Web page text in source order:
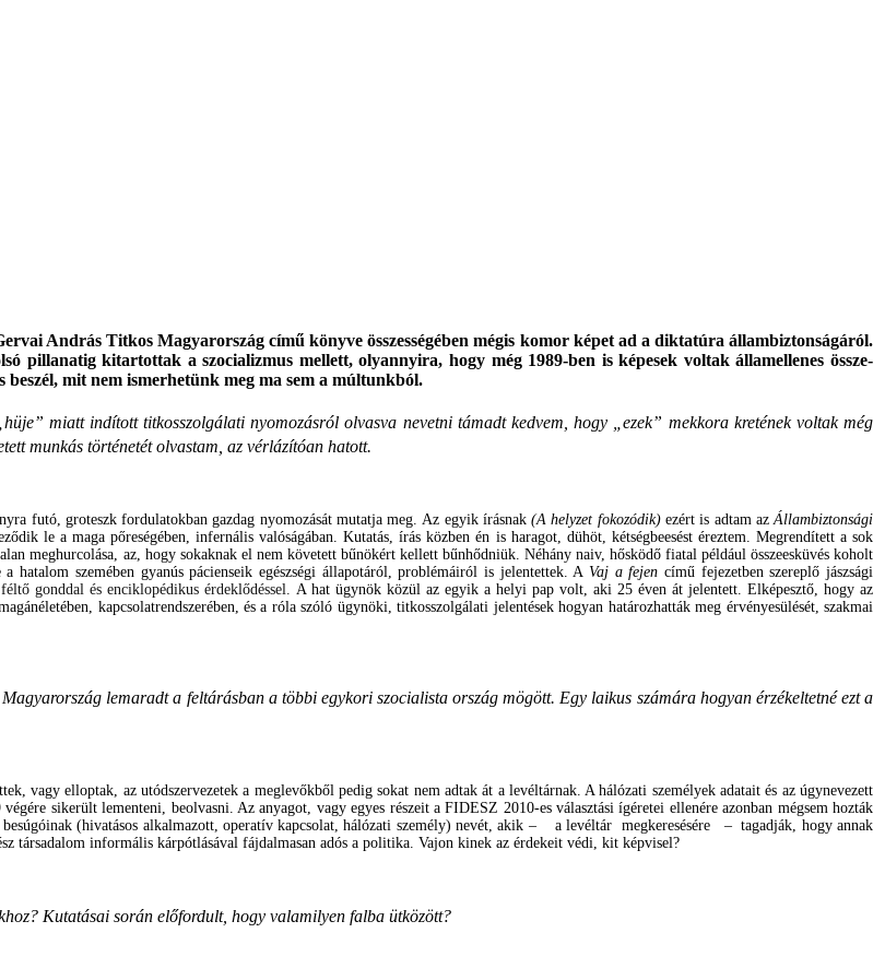
András Titkos Magyarország című könyve összességében mégis komor képet ad a diktatúra állambiztonságáról.
pillanatig kitartottak a szocializmus mellett, olyannyira, hogy még 1989-ben is képesek voltak államellenes össze­
mit nem ismerhetünk meg ma sem a múltunkból.
miatt indított titkosszolgálati nyomozásról olvasva nevetni támadt kedvem, hogy „ezek” mekkora kretének voltak még
munkás történetét olvastam, az vérlázítóan hatott.
futó, groteszk fordulatokban gazdag nyomozását mutatja meg. Az egyik írásnak(A helyzet fokozódik)ezért is adtam azÁllambiztonsági
le a maga pőreségében, infernális valóságában. Kutatás, írás közben én is haragot, dühöt, kétségbeesést éreztem. Megrendített a sok
meghurcolása, az, hogysokaknak el nem követett bűnökért kellett bűnhődniük. Néhány naiv, hősködő fiatal például összeesküvés koholt
hatalom szemében gyanús pácienseik egészségi állapotáról, problémáiról is jelentettek.A Vaj a fejen című fejezetben szereplő jászsági
gonddal és enciklopédikus érdeklődéssel. A hat ügynök közül az egyik a helyi pap volt, aki 25 éven át jelentett. Elképesztő, hogy az
kapcsolatrendszerében, és a róla szóló ügynöki, titkosszolgálati jelentések hogyan határozhatták meg érvényesülését, szakmai
lemaradt a feltárásban a többi egykori szocialista ország mögött. Egy laikus számára hogyan érzékeltetné ezt a
vagy elloptak, az utódszervezetek a meglevőkből pedig sokat nem adtak át a levéltárnak. A hálózati személyek adatait és az úgynevezett
sikerült lementeni, beolvasni. Az anyagot, vagy egyes részeit a FIDESZ 2010-es választási ígéretei ellenére azonban mégsem hozták
(hivatásos alkalmazott, operatív kapcsolat, hálózati személy) nevét, akik – a levéltár megkeresésére – tagadják, hogy annak
társadalom informális kárpótlásával fájdalmasan adós a politika. Vajon kinek az érdekeit védi, kit képvisel?
Kutatásai során előfordult, hogy valamilyen falba ütközött?